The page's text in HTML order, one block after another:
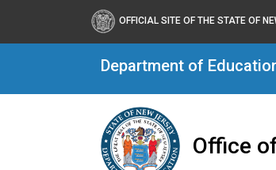
OFFICIAL SITE OF THE STATE OF
Department of
Office